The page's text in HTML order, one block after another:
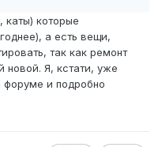
которые
а есть вещи,
так как ремонт
новой. Я, кстати, уже
форуме и подробно